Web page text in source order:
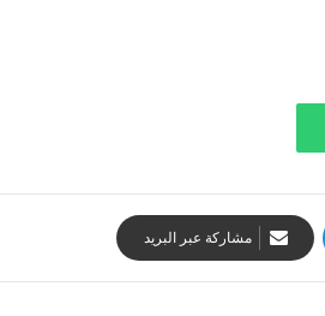
مشاركة عبر البريد